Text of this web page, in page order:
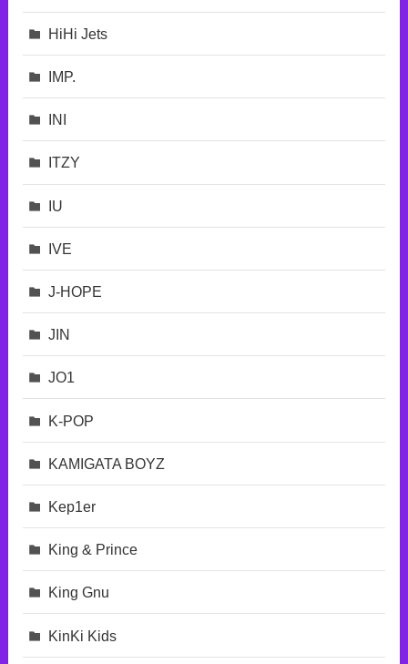
HiHi Jets
IMP.
INI
ITZY
IU
IVE
J-HOPE
JIN
JO1
K-POP
KAMIGATA BOYZ
Kep1er
King & Prince
King Gnu
KinKi Kids